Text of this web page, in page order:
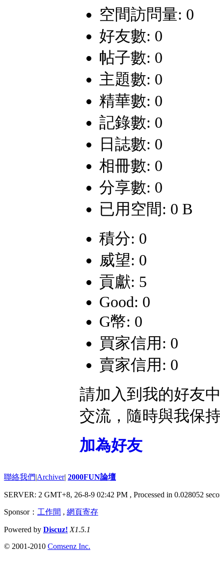
空間訪問量: 0
好友數: 0
帖子數: 0
主題數: 0
精華數: 0
記錄數: 0
日誌數: 0
相冊數: 0
分享數: 0
已用空間: 0 B
積分: 0
威望: 0
貢獻: 5
Good: 0
G幣: 0
買家信用: 0
賣家信用: 0
請加入到我的好友
交流，隨時與我保
加為好友
聯絡我們|Archiver| 2000FUN論壇
SERVER: 2 GMT+8, 26-8-9 02:42 PM , Processed in 0.028052
Sponsor： 工作間 , 網頁寄存
Powered by Discuz! X1.5.1
© 2001-2010 Comsenz Inc.